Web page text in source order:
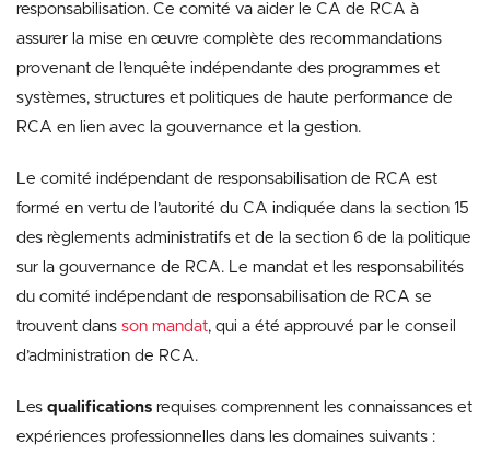
responsabilisation. Ce comité va aider le CA de RCA à
assurer la mise en œuvre complète des recommandations
provenant de l’enquête indépendante des programmes et
systèmes, structures et politiques de haute performance de
RCA en lien avec la gouvernance et la gestion.
Le comité indépendant de responsabilisation de RCA est
formé en vertu de l’autorité du CA indiquée dans la section 15
des règlements administratifs et de la section 6 de la politique
sur la gouvernance de RCA. Le mandat et les responsabilités
du comité indépendant de responsabilisation de RCA se
trouvent dans son mandat, qui a été approuvé par le conseil
d’administration de RCA.
Les qualifications requises comprennent les connaissances et
expériences professionnelles dans les domaines suivants :